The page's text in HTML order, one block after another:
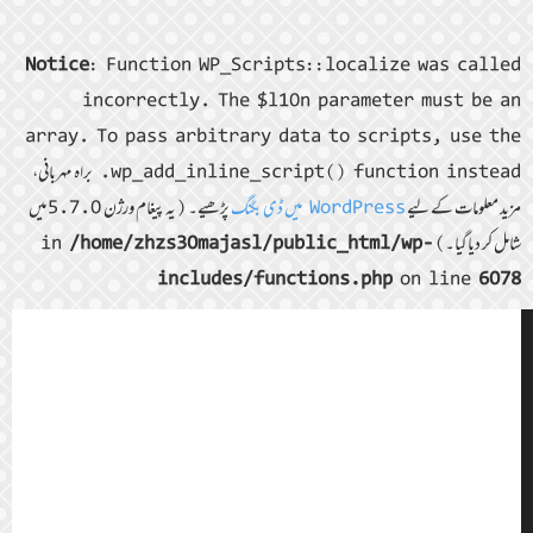
Notice: Function WP_Scripts::localize was called
incorrectly. The $l10n parameter must be an
array. To pass arbitrary data to scripts, use the
wp_add_inline_script() function instead. براہ مہربانی،
مزید معلومات کے لیےWordPress میں ڈی بگنگ
پڑھیے۔ (یہ پیغام ورژن 5.7.0 میں
شامل کر دیا گیا۔) in/home/zhzs30majasl/public_html/wp-
includes/functions.php on line 6078